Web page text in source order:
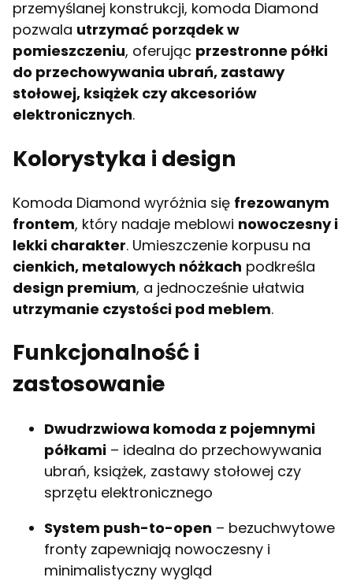
przemyślanej konstrukcji, komoda Diamond
pozwala utrzymać porządek w
pomieszczeniu, oferując przestronne półki
do przechowywania ubrań, zastawy
stołowej, książek czy akcesoriów
elektronicznych.
Kolorystyka i design
Komoda Diamond wyróżnia się frezowanym
frontem, który nadaje meblowi nowoczesny i
lekki charakter. Umieszczenie korpusu na
cienkich, metalowych nóżkach podkreśla
design premium, a jednocześnie ułatwia
utrzymanie czystości pod meblem.
Funkcjonalność i
zastosowanie
Dwudrzwiowa komoda z pojemnymi
półkami – idealna do przechowywania
ubrań, książek, zastawy stołowej czy
sprzętu elektronicznego
System push-to-open – bezuchwytowe
fronty zapewniają nowoczesny i
minimalistyczny wygląd